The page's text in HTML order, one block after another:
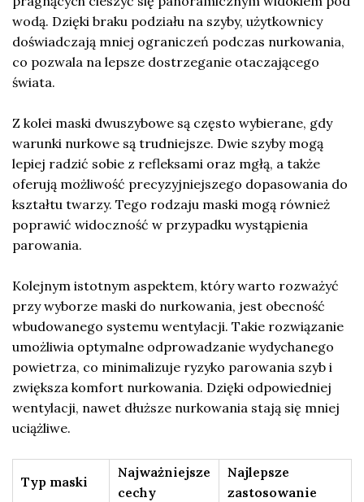
wodą. Dzięki braku podziału na szyby, użytkownicy
doświadczają mniej ograniczeń podczas nurkowania,
co pozwala na lepsze dostrzeganie otaczającego
świata.
Z kolei maski dwuszybowe są często wybierane, gdy
warunki nurkowe są trudniejsze. Dwie szyby mogą
lepiej radzić sobie z refleksami oraz mgłą, a także
oferują możliwość precyzyjniejszego dopasowania do
kształtu twarzy. Tego rodzaju maski mogą również
poprawić widoczność w przypadku wystąpienia
parowania.
Kolejnym istotnym aspektem, który warto rozważyć
przy wyborze maski do nurkowania, jest obecność
wbudowanego systemu wentylacji. Takie rozwiązanie
umożliwia optymalne odprowadzanie wydychanego
powietrza, co minimalizuje ryzyko parowania szyb i
zwiększa komfort nurkowania. Dzięki odpowiedniej
wentylacji, nawet dłuższe nurkowania stają się mniej
uciążliwe.
Typ maski
Najważniejsze
cechy
Najlepsze
zastosowanie